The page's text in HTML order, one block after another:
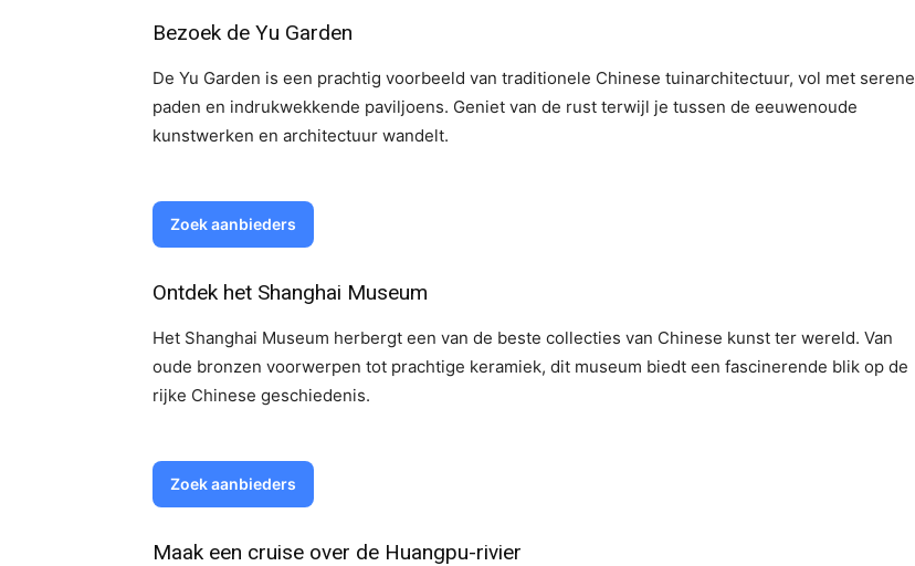
Bezoek de Yu Garden
De Yu Garden is een prachtig voorbeeld van traditionele Chinese tuinarchitectuur, vol met serene
paden en indrukwekkende paviljoens. Geniet van de rust terwijl je tussen de eeuwenoude
kunstwerken en architectuur wandelt.
Zoek aanbieders
Ontdek het Shanghai Museum
Het Shanghai Museum herbergt een van de beste collecties van Chinese kunst ter wereld. Van
oude bronzen voorwerpen tot prachtige keramiek, dit museum biedt een fascinerende blik op de
rijke Chinese geschiedenis.
Zoek aanbieders
Maak een cruise over de Huangpu-rivier